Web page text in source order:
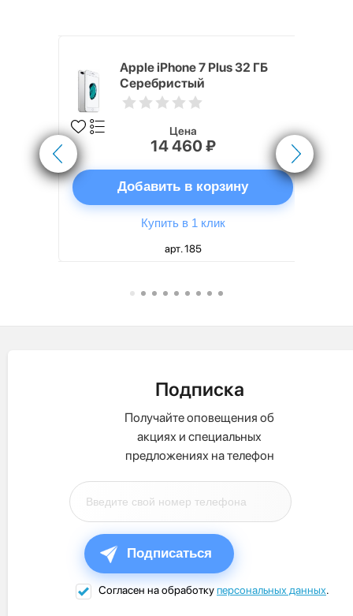
Apple iPhone 7 Plus 32 ГБ
Серебристый
Цена
14 460 ₽
Добавить в корзину
Купить в 1 клик
арт. 185
Подписка
Получайте оповещения об
акциях и специальных
предложениях на телефон
Подписаться
Согласен на обработкуперсональных данных.